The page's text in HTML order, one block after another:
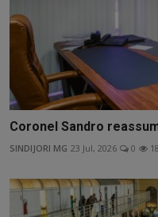
Coronel Sandro
SINDIJORI MG 23 Jul, 2026 0 18